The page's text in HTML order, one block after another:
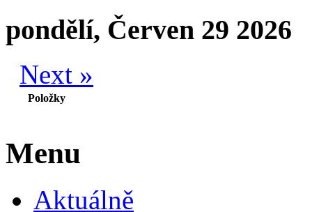
pondělí, Červen 29 2026
Next »
Položky
Menu
Aktuálně